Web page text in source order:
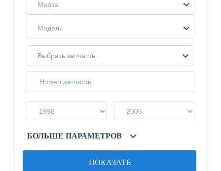
Марка
Модель
Выбрать запчасть
БОЛЬШЕ ПАРАМЕТРОВ
ПОКАЗАТЬ